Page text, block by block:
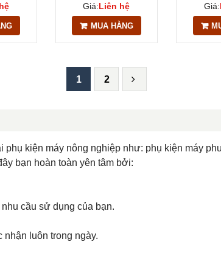
Giá:Liên hệ
MUA HÀNG
Giá:
1 2
kiện máy nông nghiệp như: phụ kiện máy
bạn hoàn toàn yên tâm bởi:
cầu sử dụng của bạn.
luôn trong ngày.